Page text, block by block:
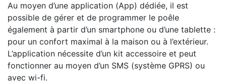
Au moyen d’une application (App) dédiée, il est
possible de gérer et de programmer le poêle
également à partir d’un smartphone ou d’une tablette :
pour un confort maximal à la maison ou à l’extérieur.
L’application nécessite d’un kit accessoire et peut
fonctionner au moyen d’un SMS (système GPRS) ou
avec wi-fi.